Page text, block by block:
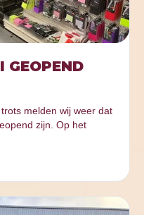
GEOPEND
melden wij weer dat
zijn. Op het